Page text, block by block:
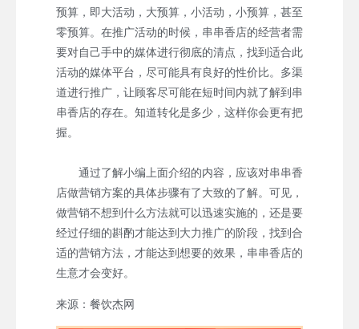
预算，即大活动，大预算，小活动，小预算，甚至
零预算。在推广活动的时候，串串香店的经营者需
要对自己手中的媒体进行彻底的清点，找到适合此
活动的媒体平台，尽可能具有良好的性价比。多渠
道进行推广，让顾客尽可能在短时间内就了解到串
串香店的存在。知道转化是多少，这样你会更有把
握。
通过了解小编上面介绍的内容，应该对串串香
店做营销方案的具体步骤有了大致的了解。可见，
做营销不想到什么方法就可以迅速实施的，还是要
经过仔细的斟酌才能达到大力推广的阶段，找到合
适的营销方法，才能达到想要的效果，串串香店的
生意才会变好。
来源：餐饮杰网